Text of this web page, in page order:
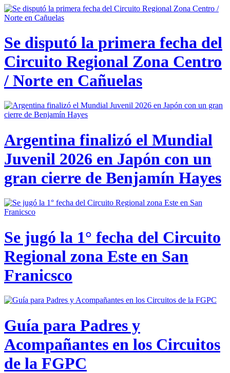
Se disputó la primera fecha del
Circuito Regional Zona Centro
/ Norte en Cañuelas
Argentina finalizó el Mundial
Juvenil 2026 en Japón con un
gran cierre de Benjamín Hayes
Se jugó la 1° fecha del Circuito
Regional zona Este en San
Franicsco
Guía para Padres y
Acompañantes en los Circuitos
de la FGPC